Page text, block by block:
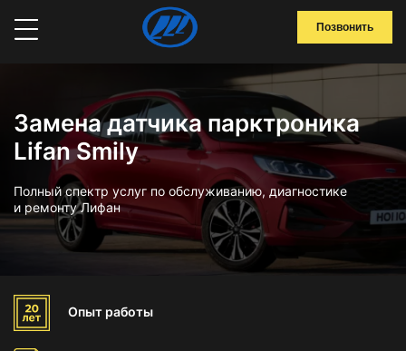
Позвонить
Замена датчика парктроника
Lifan Smily
Полный спектр услуг по обслуживанию, диагностике
и ремонту Лифан
Опыт работы